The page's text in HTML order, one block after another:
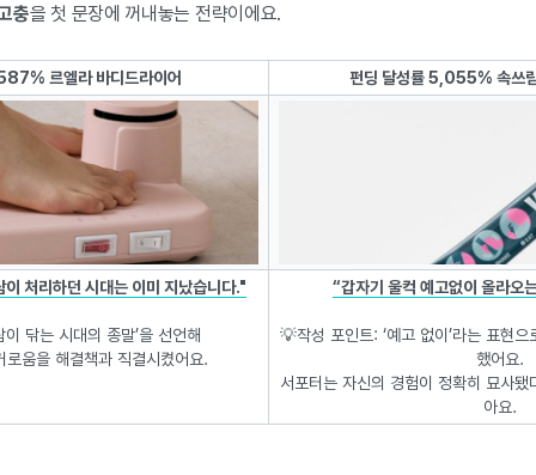
충을 첫 문장에 꺼내놓는 전략이에요.
르엘라 바디드라이어 펀딩 달성률 5,055% 속쓰
처리하던 시대는 이미 지났습니다."
닦는 시대의 종말’을 선언해
로움을 해결책과 직결시켰어요.
“갑자기 울컥 예고없이 올라오
💡작성 포인트: ‘예고 없이’라는 표현
했어요.
서포터는 자신의 경험이 정확히 묘사
아요.